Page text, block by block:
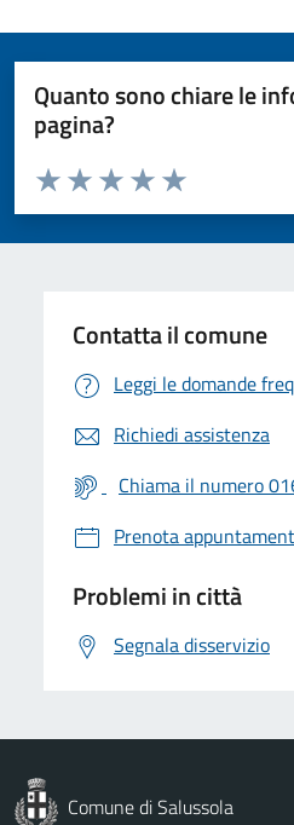
Quanto sono chiare le
pagina?
Valuta da 1 a 5 stelle la pagina
Valuta 5 stelle
Valuta 4 stelle su 5
Valuta 3 stelle su 5
Valuta 2 stelle su 5
Valuta 1 stelle su 5
Contatta il comune
Leggi le domande
Richiedi assistenza
Chiama il numero
Prenota
Problemi in città
Segnala disservizio
Comune di Salussola